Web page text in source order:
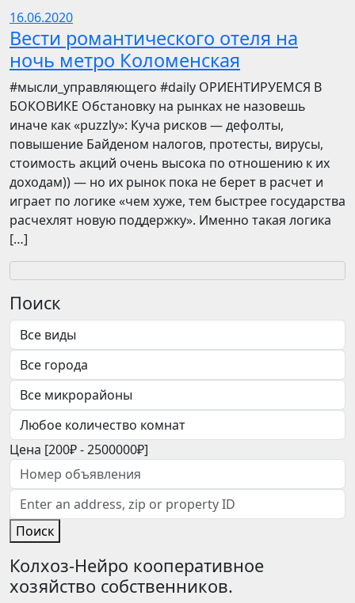
16.06.2020
Вести романтического отеля на
ночь метро Коломенская
​​#мысли_управляющего #daily ОРИЕНТИРУЕМСЯ В
БОКОВИКЕ Обстановку на рынках не назовешь
иначе как «puzzly»: Куча рисков — дефолты,
повышение Байденом налогов, протесты, вирусы,
стоимость акций очень высока по отношению к их
доходам)) — но их рынок пока не берет в расчет и
играет по логике «чем хуже, тем быстрее государства
расчехлят новую поддержку». Именно такая логика
[…]
Поиск
Цена [200₽-2500000₽]
Поиск
Колхоз-Нейро кооперативное
хозяйство собственников.